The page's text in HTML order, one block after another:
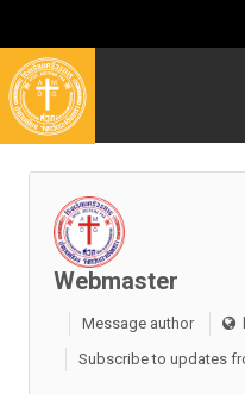
Webmaster
Message author
Subscribe to updates